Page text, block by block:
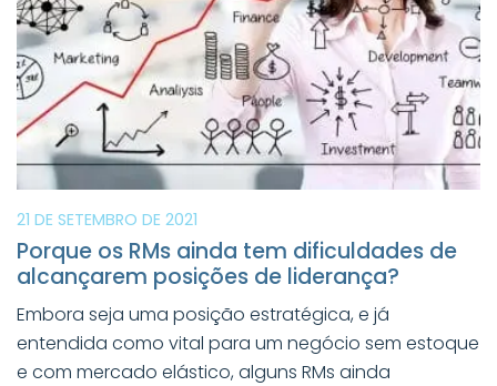
21 DE SETEMBRO DE 2021
Porque os RMs ainda tem dificuldades de
alcançarem posições de liderança?
Embora seja uma posição estratégica, e já
entendida como vital para um negócio sem estoque
e com mercado elástico, alguns RMs ainda